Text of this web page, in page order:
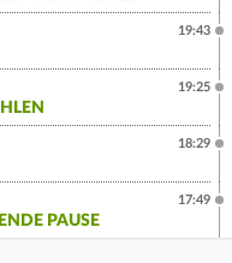
19:43
19:25
18:29
PAUSE
17:49